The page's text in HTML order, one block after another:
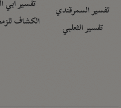
تفسير السمرقندي
تفسير الثعلبي
تفسير أبي
الكشاف